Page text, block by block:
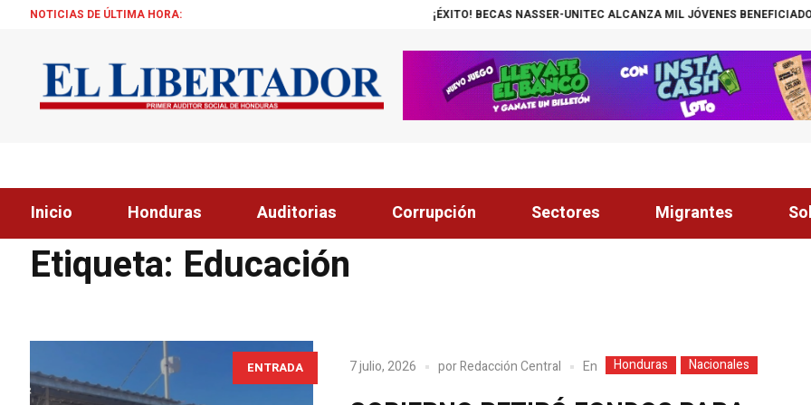
NOTICIAS DE ÚLTIMA HORA: ¡ÉXITO! BECAS NASSER-UNITEC ALCANZA MIL JÓVENES BENEFICIADOS ¡INSÓLITO!
Inicio Honduras Auditorias Corrupción Sectores Migrantes
Etiqueta: Educación
ENTRADA 7 julio, 2026 porRedacción Central En Honduras Nacionales